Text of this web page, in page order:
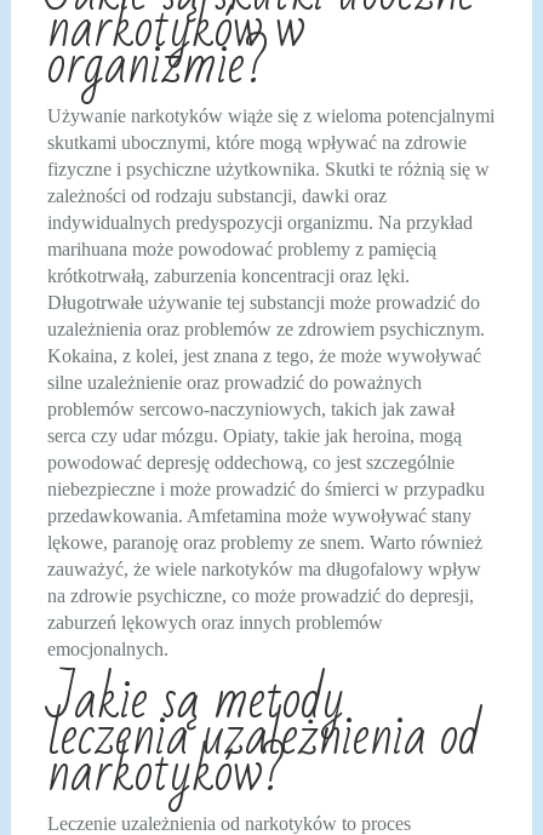
narkotyków w
organizmie?
Używanie narkotyków wiąże się z wieloma potencjalnymi
skutkami ubocznymi, które mogą wpływać na zdrowie
fizyczne i psychiczne użytkownika. Skutki te różnią się w
zależności od rodzaju substancji, dawki oraz
indywidualnych predyspozycji organizmu. Na przykład
marihuana może powodować problemy z pamięcią
krótkotrwałą, zaburzenia koncentracji oraz lęki.
Długotrwałe używanie tej substancji może prowadzić do
uzależnienia oraz problemów ze zdrowiem psychicznym.
Kokaina, z kolei, jest znana z tego, że może wywoływać
silne uzależnienie oraz prowadzić do poważnych
problemów sercowo-naczyniowych, takich jak zawał
serca czy udar mózgu. Opiaty, takie jak heroina, mogą
powodować depresję oddechową, co jest szczególnie
niebezpieczne i może prowadzić do śmierci w przypadku
przedawkowania. Amfetamina może wywoływać stany
lękowe, paranoję oraz problemy ze snem. Warto również
zauważyć, że wiele narkotyków ma długofalowy wpływ
na zdrowie psychiczne, co może prowadzić do depresji,
zaburzeń lękowych oraz innych problemów
emocjonalnych.
Jakie są metody
leczenia uzależnienia od
narkotyków?
Leczenie uzależnienia od narkotyków to proces